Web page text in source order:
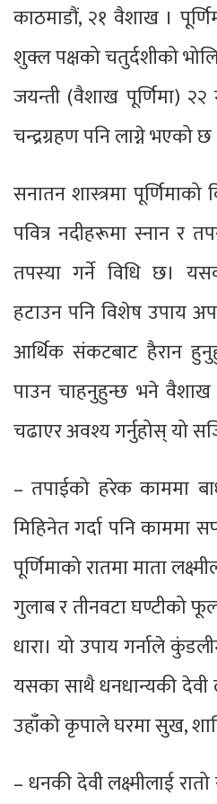
काठमाडौं, २१ वैशाख ।
शुक्ल पक्षको चतुर्दशीको
जयन्ती (वैशाख पूर्णिमा)
चन्द्रग्रहण पनि लाग्ने भएको छ
सनातन शास्त्रमा
पवित्र नदीहरूमा स्नान र
तपस्या गर्ने विधि छ।
हटाउन पनि विशेष उपाय
आर्थिक संकटबाट हैरान
पाउन चाहनुहुन्छ भने वैशाख
चढाएर अवश्य गर्नुहोस् यो
– तपाईको हरेक काममा
मिहिनेत गर्दा पनि
पूर्णिमाको रातमा माता
गुलाब र तीनवटा घण्टीको फूल
धारा। यो उपाय गर्नाले
यसका साथै धनधान्यकी देवी
उहाँको कृपाले घरमा सुख,
– धनकी देवी लक्ष्मीलाई